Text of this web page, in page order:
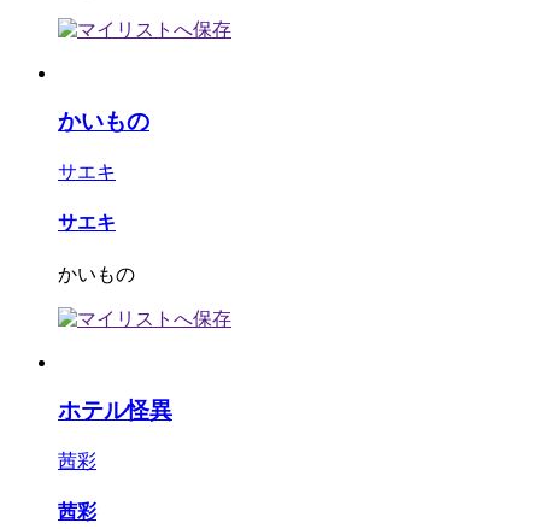
かいもの
サエキ
サエキ
かいもの
ホテル怪異
茜彩
茜彩